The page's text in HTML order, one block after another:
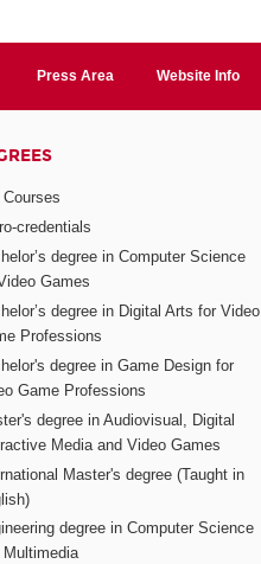
Press Area Website Info
Courses
credentials
degree in Computer Science
Games
degree in Digital Arts for Video
Professions
degree in Game Design for
Game Professions
degree in Audiovisual, Digital
Media and Video Games
Master's degree (Taught in
degree in Computer Science
Multimedia